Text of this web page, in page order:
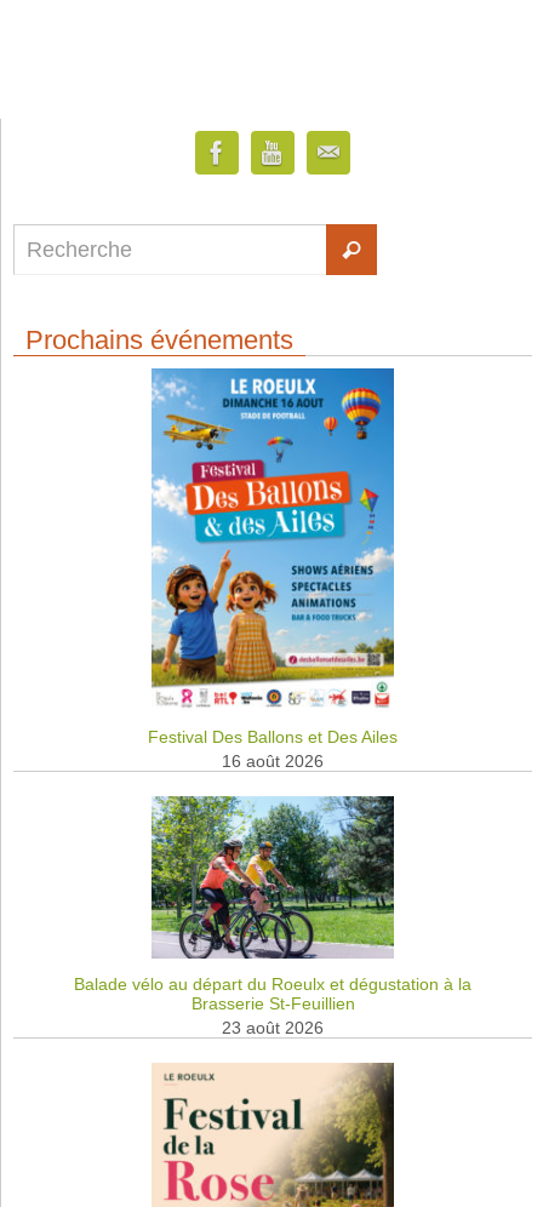
Prochains événements
Festival Des Ballons et Des Ailes
16 août 2026
Balade vélo au départ du Roeulx et dégustation à la
Brasserie St-Feuillien
23 août 2026